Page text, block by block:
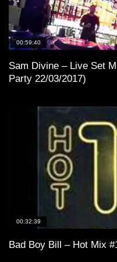
00:59:40
Sam Divine – Live Set
Party 22/03/2017)
00:32:39
Bad Boy Bill – Hot Mix